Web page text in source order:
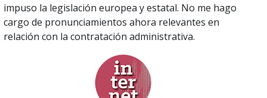
impuso la legislación europea y estatal. No me hago
cargo de pronunciamientos ahora relevantes en
relación con la contratación administrativa.